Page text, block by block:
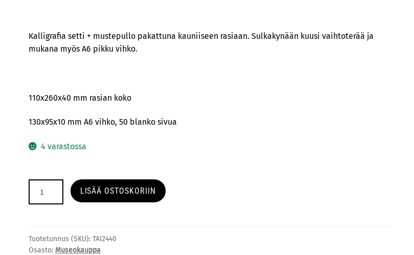
Kalligrafia setti + mustepullo pakattuna kauniiseen rasiaan. Sulkakynään kuusi vaihtoterää ja
mukana myös A6 pikku vihko.
110x260x40 mm rasian koko
130x95x10 mm A6 vihko, 50 blanko sivua
4 varastossa
LISÄÄ OSTOSKORIIN
Tuotetunnus (SKU): TAI2440
Osasto: Museokauppa